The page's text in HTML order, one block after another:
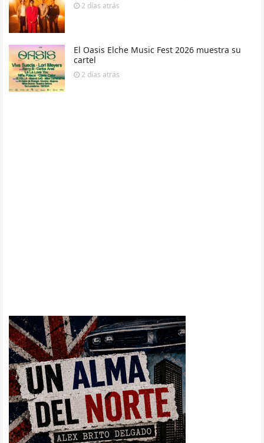
2 días atrás
El Oasis Elche Music Fest 2026 muestra su
cartel
2 días atrás